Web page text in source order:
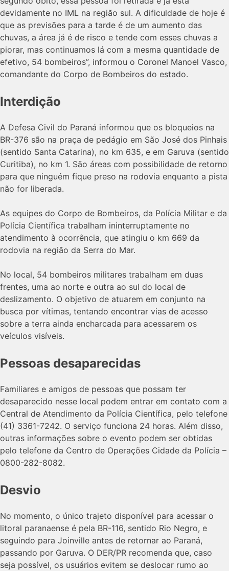
devidamente no IML na região sul. A dificuldade de hoje é
que as previsões para a tarde é de um aumento das
chuvas, a área já é de risco e tende com esses chuvas a
piorar, mas continuamos lá com a mesma quantidade de
efetivo, 54 bombeiros”, informou o Coronel Manoel Vasco,
comandante do Corpo de Bombeiros do estado.
Interdição
A Defesa Civil do Paraná informou que os bloqueios na
BR-376 são na praça de pedágio em São José dos Pinhais
(sentido Santa Catarina), no km 635, e em Garuva (sentido
Curitiba), no km 1. São áreas com possibilidade de retorno
para que ninguém fique preso na rodovia enquanto a pista
não for liberada.
As equipes do Corpo de Bombeiros, da Polícia Militar e da
Polícia Científica trabalham ininterruptamente no
atendimento à ocorrência, que atingiu o km 669 da
rodovia na região da Serra do Mar.
No local, 54 bombeiros militares trabalham em duas
frentes, uma ao norte e outra ao sul do local de
deslizamento. O objetivo de atuarem em conjunto na
busca por vítimas, tentando encontrar vias de acesso
sobre a terra ainda encharcada para acessarem os
veículos visíveis.
Pessoas desaparecidas
Familiares e amigos de pessoas que possam ter
desaparecido nesse local podem entrar em contato com a
Central de Atendimento da Polícia Científica, pelo telefone
(41) 3361-7242. O serviço funciona 24 horas. Além disso,
outras informações sobre o evento podem ser obtidas
pelo telefone da Centro de Operações Cidade da Polícia –
0800-282-8082.
Desvio
No momento, o único trajeto disponível para acessar o
litoral paranaense é pela BR-116, sentido Rio Negro, e
seguindo para Joinville antes de retornar ao Paraná,
passando por Garuva. O DER/PR recomenda que, caso
seja possível, os usuários evitem se deslocar rumo ao